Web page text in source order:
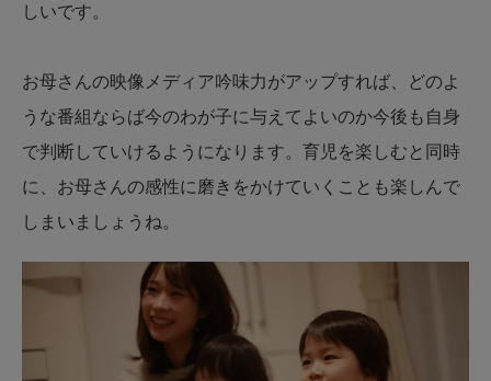
しいです。
お母さんの映像メディア吟味力がアップすれば、どのよ
うな番組ならば今のわが子に与えてよいのか今後も自身
で判断していけるようになります。育児を楽しむと同時
に、お母さんの感性に磨きをかけていくことも楽しんで
しまいましょうね。